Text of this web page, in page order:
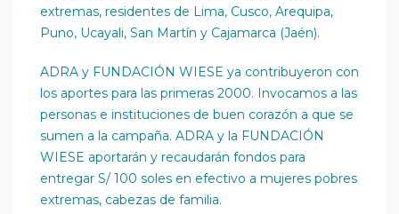
extremas, residentes de Lima, Cusco, Arequipa,
Puno, Ucayali, San Martín y Cajamarca (Jaén).
ADRA y FUNDACIÓN WIESE ya contribuyeron con
los aportes para las primeras 2000. Invocamos a las
personas e instituciones de buen corazón a que se
sumen a la campaña. ADRA y la FUNDACIÓN
WIESE aportarán y recaudarán fondos para
entregar S/ 100 soles en efectivo a mujeres pobres
extremas, cabezas de familia.